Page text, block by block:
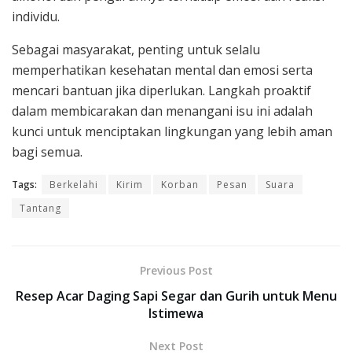
individu.
Sebagai masyarakat, penting untuk selalu
memperhatikan kesehatan mental dan emosi serta
mencari bantuan jika diperlukan. Langkah proaktif
dalam membicarakan dan menangani isu ini adalah
kunci untuk menciptakan lingkungan yang lebih aman
bagi semua.
Tags: Berkelahi Kirim Korban Pesan
Suara
Tantang
Previous Post
Resep Acar Daging Sapi Segar dan Gurih untuk Menu
Istimewa
Next Post